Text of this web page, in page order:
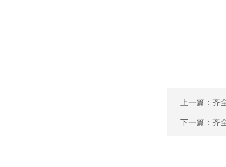
上一篇： 齐
下一篇： 齐